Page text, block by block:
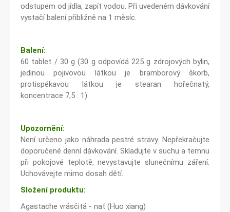
odstupem od jídla, zapít vodou. Při uvedeném dávkování
vystačí balení přibližně na 1 měsíc.
Balení:
60 tablet / 30 g (30 g odpovídá 225 g zdrojových bylin,
jedinou pojivovou látkou je bramborový škorb,
protispékavou látkou je stearan hořečnatý,
koncentrace 7,5 : 1).
Upozornění:
Není určeno jako náhrada pestré stravy. Nepřekračujte
doporučené denní dávkování. Skladujte v suchu a temnu
při pokojové teplotě, nevystavujte slunečnímu záření.
Uchovávejte mimo dosah dětí.
Složení produktu:
Agastache vrásčitá - nať (Huo xiang)